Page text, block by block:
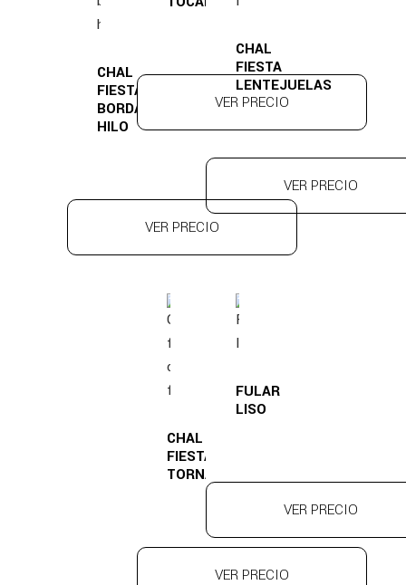
CHAL
FIESTA
BORDADO
HILO
VER PRECIO
VER PRECIO
CHAL
FIESTA
LENTEJUELAS
VER PRECIO
CHAL
FIESTA
TORNASOL
VER PRECIO
FULAR
LISO
VER PRECIO